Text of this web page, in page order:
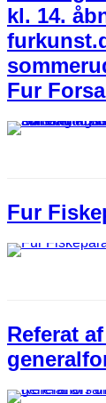
kl. 14.
Fur
Fur
Referat